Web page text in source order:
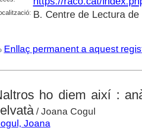
B. Centre de Lectura de
Enllaç permanent a aquest
ho diem així :
/ Joana Cogul
Joana